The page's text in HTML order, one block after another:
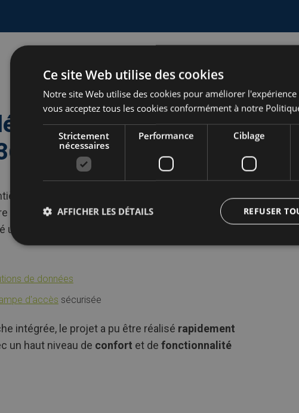
en main incluant des
immédiatement opérationnel. Plusieurs de nos
utilisés, y compris :
de données
d'accès sécurisée
intégrée, le projet a pu être réalisé rapidement
un haut niveau de confort et de fonctionnalité
Ce site Web utilise des cookies
Notre site Web utilise des cookies pour améliorer
vous acceptez tous les cookies conformément à notre
Strictement
nécessaires
Performance Ciblage
REFUSER
AFFICHER LES DÉTAILS